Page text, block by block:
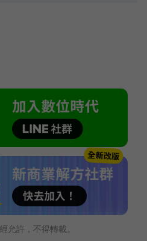
允許，不得轉載。